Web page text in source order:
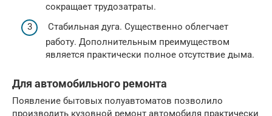
сокращает трудозатраты.
Стабильная дуга. Существенно облегчает
работу. Дополнительным преимуществом
является практически полное отсутствие дыма.
Для автомобильного ремонта
Появление бытовых полуавтоматов позволило
производить кузовной ремонт автомобиля практически